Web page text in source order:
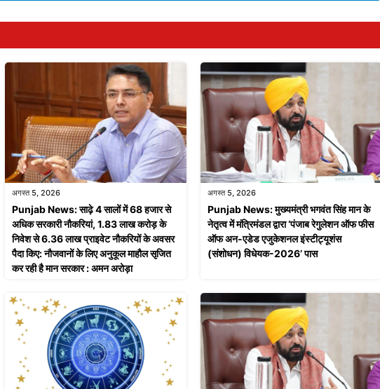
अगस्त 5, 2026
Punjab News: साढ़े 4 सालों में 68 हजार से
अधिक सरकारी नौकरियां, 1.83 लाख करोड़ के
निवेश से 6.36 लाख प्राइवेट नौकरियों के अवसर
पैदा किए: नौजवानों के लिए अनुकूल माहौल सृजित
कर रही है मान सरकार : अमन अरोड़ा
अगस्त 5, 2026
Punjab News: मुख्यमंत्री भगवंत सिंह मान के
नेतृत्व में मंत्रिमंडल द्वारा ‘पंजाब रेगुलेशन ऑफ फीस
ऑफ अन-एडेड एजुकेशनल इंस्टीट्यूशंस
(संशोधन) विधेयक-2026’ पास